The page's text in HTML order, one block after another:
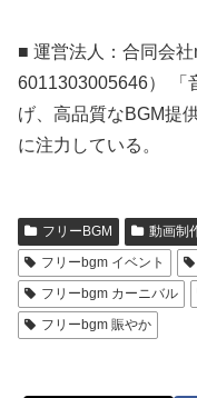
■ 運営法人：合同会
6011303005646） 「
げ、高品質なBGM提
に注力している。
フリーBGM
動画制
フリーbgm イベント
フリーbgm カーニバル
フリーbgm 賑やか